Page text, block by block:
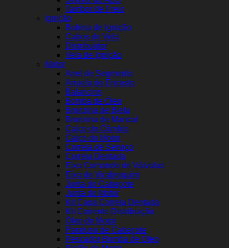
Tambor de Freio
Ignição
Bobina de Ignição
Cabos de Vela
Distribuidor
Vela de Ignição
Motor
Anel de Segmento
Arruela de Encosto
Balancins
Bomba de Óleo
Bronzina de Biela
Bronzina de Mancal
Calço do Câmbio
Calço do Motor
Correia de Serviço
Correia Dentada
Eixo Comando de Válvulas
Eixo de Virabrequim
Junta do Cabeçote
Junta do Motor
Kit Capa Correia Dentada
Kit Corrente Distribuição
Óleo de Motor
Parafuso de Cabeçote
Pescador Bomba de Óleo